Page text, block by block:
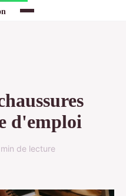
d'emploi
de lecture